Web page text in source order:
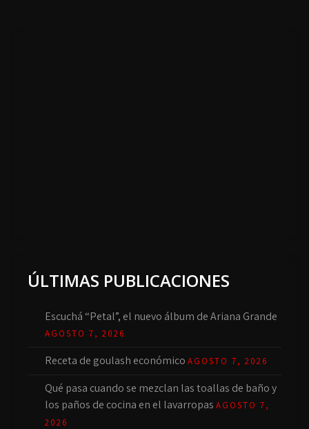
ÚLTIMAS PUBLICACIONES
Escuchá “Petal”, el nuevo álbum de Ariana Grande
AGOSTO 7, 2026
Receta de goulash económico AGOSTO 7, 2026
Qué pasa cuando se mezclan las toallas de baño y
los paños de cocina en el lavarropas AGOSTO 7,
2026